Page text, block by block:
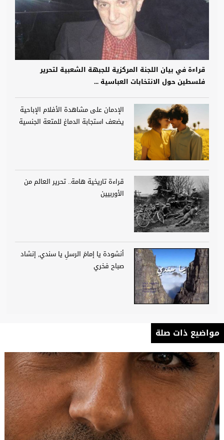
قراءة في بيان اللجنة المركزية للجبهة الشعبية لتحرير
فلسطين حول الانتخابات العباسية ...
الإدمان على مشاهدة الأفلام الإباحية
يضعف استجابة الدماغ للمتعة الجنسية
قراءة تاريخية هامة.. تحرير العالم من
الأوربيين
أنشودة يا إمامَ الرسلِ يا سندي, إنشاد
صباح فخري
مواضيع ذات صلة